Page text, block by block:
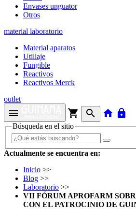
Envases unguator
Otros
material laboratorio
Material aparatos
Utillaje
Fungible
Reactivos
Reactivos Merck
outlet
menu shopping_cart search home lock
Búsqueda en el sitio
Actualmente se encuentra en:
Inicio >>
Blog >>
Laboratorio >>
VII FÓRUM APROFARM
CON EL PATROCINIO DE